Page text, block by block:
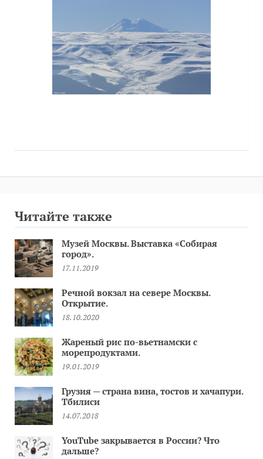
Читайте также
Музей Москвы. Выставка «Собирая
город».
17.11.2019
Речной вокзал на севере Москвы.
Открытие.
18.10.2020
Жареный рис по-вьетнамски с
морепродуктами.
19.01.2019
Грузия — страна вина, тостов и хачапури.
Тбилиси
14.07.2018
YouTube закрывается в России? Что
дальше?